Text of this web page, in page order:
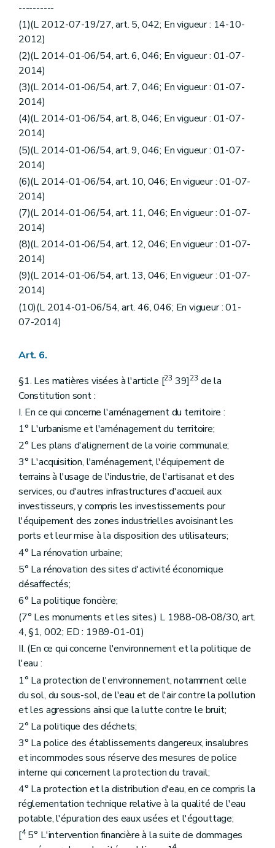
----------
(1)(L 2012-07-19/27, art. 5, 042; En vigueur : 14-10-
2012)
(2)(L 2014-01-06/54, art. 6, 046; En vigueur : 01-07-
2014)
(3)(L 2014-01-06/54, art. 7, 046; En vigueur : 01-07-
2014)
(4)(L 2014-01-06/54, art. 8, 046; En vigueur : 01-07-
2014)
(5)(L 2014-01-06/54, art. 9, 046; En vigueur : 01-07-
2014)
(6)(L 2014-01-06/54, art. 10, 046; En vigueur : 01-07-
2014)
(7)(L 2014-01-06/54, art. 11, 046; En vigueur : 01-07-
2014)
(8)(L 2014-01-06/54, art. 12, 046; En vigueur : 01-07-
2014)
(9)(L 2014-01-06/54, art. 13, 046; En vigueur : 01-07-
2014)
(10)(L 2014-01-06/54, art. 46, 046; En vigueur : 01-
07-2014)
Art. 6.
§1. Les matières visées à l'article [23 39]23 de la
Constitution sont :
I. En ce qui concerne l'aménagement du territoire :
1° L'urbanisme et l'aménagement du territoire;
2° Les plans d'alignement de la voirie communale;
3° L'acquisition, l'aménagement, l'équipement de
terrains à l'usage de l'industrie, de l'artisanat et des
services, ou d'autres infrastructures d'accueil aux
investisseurs, y compris les investissements pour
l'équipement des zones industrielles avoisinant les
ports et leur mise à la disposition des utilisateurs;
4° La rénovation urbaine;
5° La rénovation des sites d'activité économique
désaffectés;
6° La politique foncière;
(7° Les monuments et les sites.) L 1988-08-08/30, art.
4, §1, 002; ED : 1989-01-01)
II. (En ce qui concerne l'environnement et la politique de
l'eau :
1° La protection de l'environnement, notamment celle
du sol, du sous-sol, de l'eau et de l'air contre la pollution
et les agressions ainsi que la lutte contre le bruit;
2° La politique des déchets;
3° La police des établissements dangereux, insalubres
et incommodes sous réserve des mesures de police
interne qui concernent la protection du travail;
4° La protection et la distribution d'eau, en ce compris la
réglementation technique relative à la qualité de l'eau
potable, l'épuration des eaux usées et l'égouttage;
[45° L'intervention financière à la suite de dommages